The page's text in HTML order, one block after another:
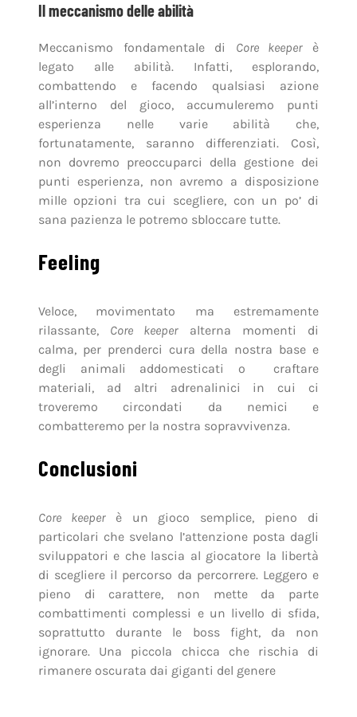
Il meccanismo delle abilità
Meccanismo fondamentale di Core keeperè
legato alle abilità. Infatti, esplorando,
combattendo e facendo qualsiasi azione
all’interno del gioco, accumuleremo punti
esperienza nelle varie abilità che,
fortunatamente, saranno differenziati. Così,
non dovremo preoccuparci della gestione dei
punti esperienza, non avremo a disposizione
mille opzioni tra cui scegliere, con un po’ di
sana pazienza le potremo sbloccare tutte.
Feeling
Veloce, movimentato ma estremamente
rilassante, Core keeperalterna momenti di
calma, per prenderci cura della nostra base e
degli animali addomesticati o craftare
materiali, ad altri adrenalinici in cui ci
troveremo circondati da nemici e
combatteremo per la nostra sopravvivenza.
Conclusioni
Core keeperè un gioco semplice, pieno di
particolari che svelano l’attenzione posta dagli
sviluppatori e che lascia al giocatore la libertà
di scegliere il percorso da percorrere. Leggero e
pieno di carattere, non mette da parte
combattimenti complessi e un livello di sfida,
soprattutto durante le boss fight, da non
ignorare. Una piccola chicca che rischia di
rimanere oscurata dai giganti del genere